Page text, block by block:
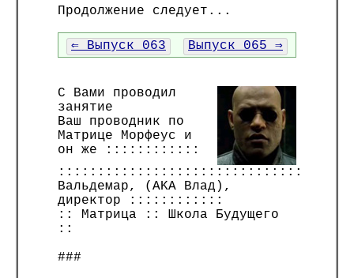
Продолжение следует...
⇐ Выпуск 063 Выпуск 065 ⇒
С Вами проводил
занятие
Ваш проводник по
Матрице Морфеус и
он же ::::::::::::
:::::::::::::::::::::::::::::::
Вальдемар, (AKA Влад),
директор ::::::::::::
:: Матрица :: Школа Будущего
::
###